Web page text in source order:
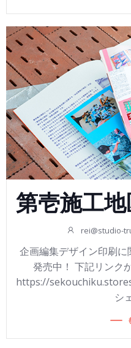
第壱施工
rei@studio-
企画編集デザイン印刷
発売中！ 下記リンク
https://
シ